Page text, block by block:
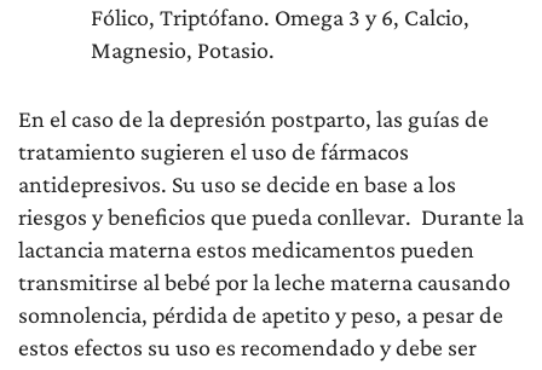
Fólico, Triptófano. Omega 3 y 6, Calcio,
Magnesio, Potasio.
En el caso de la depresión postparto, las guías de
tratamiento sugieren el uso de fármacos
antidepresivos. Su uso se decide en base a los
riesgos y beneficios que pueda conllevar. Durante la
lactancia materna estos medicamentos pueden
transmitirse al bebé por la leche materna causando
somnolencia, pérdida de apetito y peso, a pesar de
estos efectos su uso es recomendado y debe ser